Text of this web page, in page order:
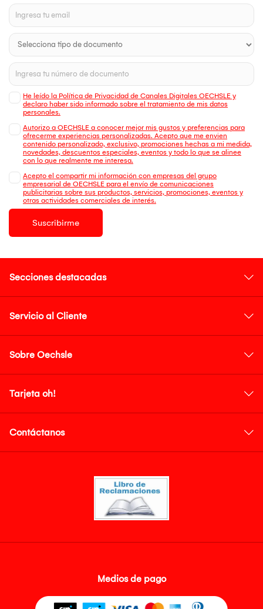
He leído la Política de Privacidad de Canales Digitales OECHSLE y
declaro haber sido informado sobre el tratamiento de mis datos
personales.
Autorizo a OECHSLE a conocer mejor mis gustos y preferencias para
ofrecerme experiencias personalizadas. Acepto que me envien
contenido personalizado, exclusivo, promociones hechas a mi medida,
novedades, descuentos especiales, eventos y todo lo que se alinee
con lo que realmente me interesa.
Acepto el compartir mi información con empresas del grupo
empresarial de OECHSLE para el envío de comunicaciones
publicitarias sobre sus productos, servicios, promociones, eventos y
otras actividades comerciales de interés.
Suscribirme
Secciones destacadas
Servicio al Cliente
Sobre Oechsle
Tarjeta oh!
Contáctanos
Medios de pago